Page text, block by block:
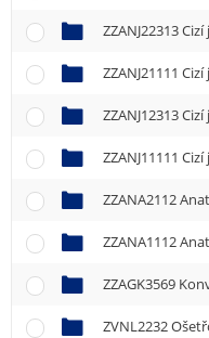
ZZANJ22313
ZZANJ21111
ZZANJ12313
ZZANJ11111
ZZANA2112
ZZANA1112
ZZAGK3569